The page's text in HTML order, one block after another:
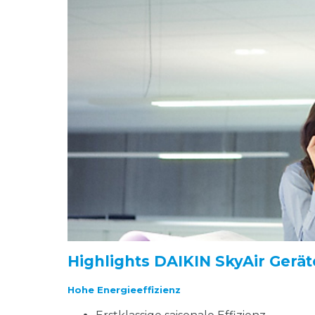
Highlights DAIKIN SkyAir
Hohe Energieeffizienz